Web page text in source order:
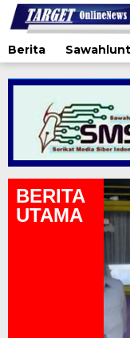
Lewati
ke
konten
Berita
BERITA
UTAMA